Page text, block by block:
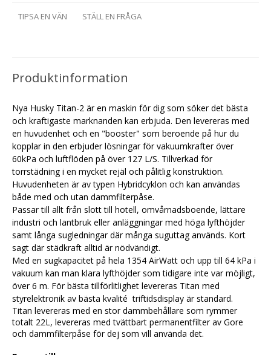
TIPSA EN VÄN STÄLL EN FRÅGA
Produktinformation
Nya Husky Titan-2 är en maskin för dig som söker det bästa
och kraftigaste marknanden kan erbjuda. Den levereras med
en huvudenhet och en "booster" som beroende på hur du
kopplar in den erbjuder lösningar för vakuumkrafter över
60kPa och luftflöden på över 127 L/S. Tillverkad för
torrstädning i en mycket rejäl och pålitlig konstruktion.
Huvudenheten är av typen Hybridcyklon och kan användas
både med och utan dammfilterpåse.
Passar till allt från slott till hotell, omvårnadsboende, lättare
industri och lantbruk eller anläggningar med höga lyfthöjder
samt långa sugledningar där många suguttag används. Kort
sagt där städkraft alltid är nödvändigt.
Med en sugkapacitet på hela 1354 AirWatt och upp till 64 kPa i
vakuum kan man klara lyfthöjder som tidigare inte var möjligt,
över 6 m. För bästa tillförlitlighet levereras Titan med
styrelektronik av bästa kvalité triftidsdisplay är standard.
Titan levereras med en stor dammbehållare som rymmer
totalt 22L, levereras med tvättbart permanentfilter av Gore
och dammfilterpåse för dej som vill använda det.